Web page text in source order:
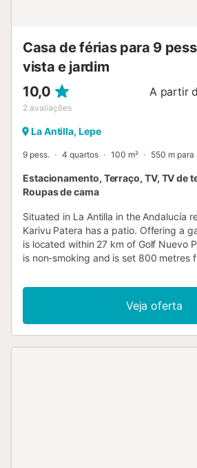
de banho, 3 quartos, um pátio
Casa de férias para 9
vista e jardim
10,0
2 avaliações
A partir
La Antilla, Lepe
9 pess. 4 quartos 100 m² 550 m para
Estacionamento, Terraço, TV, TV de
Roupas de cama
Situated in La Antilla in the Andalucía
Karivu Patera has a patio. Offering a
is located within 27 km of Golf Nuevo
is non-smoking and is set 800 metres
Veja oferta